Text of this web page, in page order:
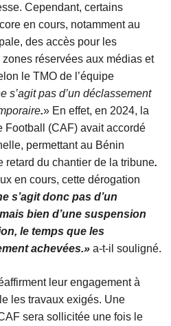
Cependant, certains
en cours, notamment au
des accès pour les
réservées aux médias et
le TMO de l’équipe
s’agit pas d’un déclassement
.» En effet, en 2024, la
Football (CAF) avait accordé
permettant au Bénin
retard du chantier de la tribune.
en cours, cette dérogation
s’agit donc pas d’un
bien d’une suspension
le temps que les
achevées.»a-t-il souligné.
leur engagement à
les travaux exigés. Une
sera sollicitée une fois le